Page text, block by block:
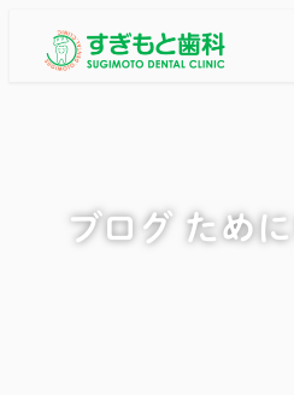
ブログ ため